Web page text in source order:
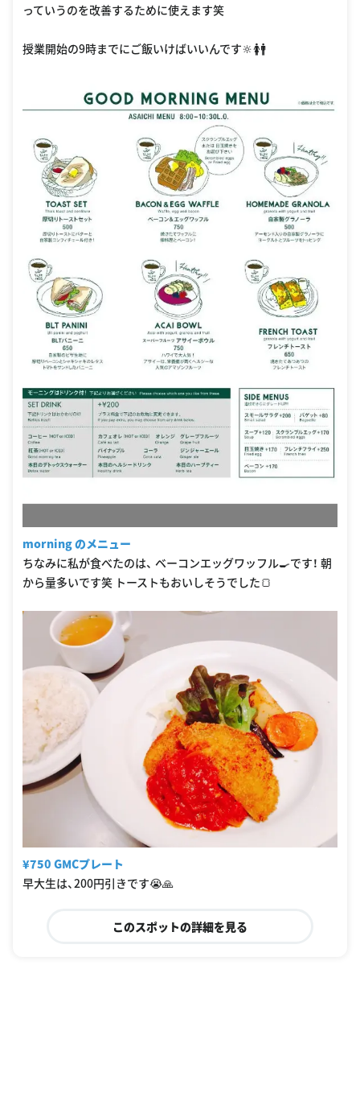
っていうのを改善するために使えます笑
授業開始の9時までにご飯いけばいいんです🔆🚺🚹
morning のメニュー
ちなみに私が食べたのは、 ベーコンエッグワッフル🍳です！ 朝
から量多いです笑 トーストもおいしそうでした🍞
¥750 GMCプレート
早大生は、200円引きです😭🙏
このスポットの詳細を見る